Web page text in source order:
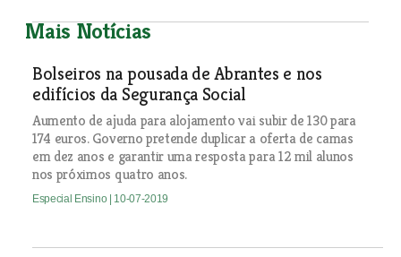
Mais Notícias
Bolseiros na pousada de Abrantes e nos
edifícios da Segurança Social
Aumento de ajuda para alojamento vai subir de 130 para
174 euros. Governo pretende duplicar a oferta de camas
em dez anos e garantir uma resposta para 12 mil alunos
nos próximos quatro anos.
Especial Ensino | 10-07-2019